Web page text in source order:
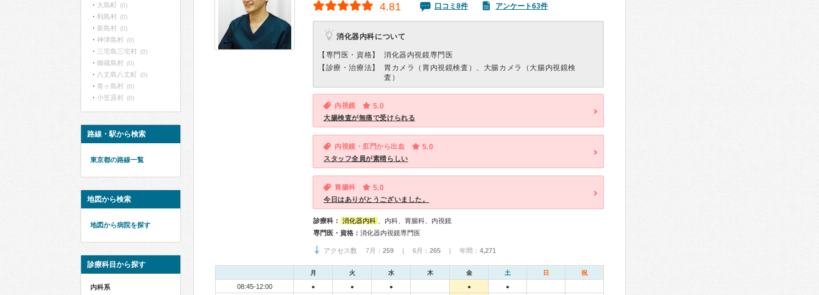
4.81 口コミ8件 アンケート63件
消化器内科について
【専門医・資格】
消化器内視鏡専門医
【診療・治療法】
胃カメラ（胃内視鏡検査）、大腸カメラ（大腸内視鏡検
査）
内視鏡 5.0
大腸検査が無痛で受けられる
内視鏡・肛門から出血 5.0
スタッフ全員が素晴らしい
胃腸科 5.0
今日はありがとうございました。
診療科： 消化器内科
、内科、胃腸科、内視鏡
専門医・資格： 消化器内視鏡専門医
アクセス数 7月： 259 | 6月： 265 | 年間： 4,271
月 火 水 木 金 土 日 祝
08:45-12:00 ● ● ● ● ●
大島町 (0)
利島村 (0)
新島村 (0)
神津島村 (0)
三宅島三宅村 (0)
御蔵島村 (0)
八丈島八丈町 (0)
青ヶ島村 (0)
小笠原村 (0)
路線・駅から検索
東京都の路線一覧
地図から検索
地図から病院を探す
診療科目から探す
内科系